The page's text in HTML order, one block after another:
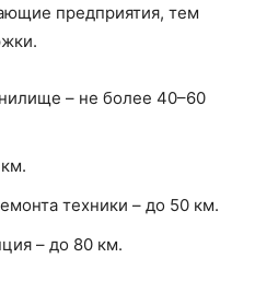
предприятия, тем
– не более 40–60
техники – до 50 км.
– до 80 км.